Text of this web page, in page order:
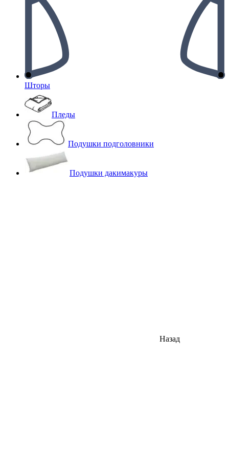
Шторы
Пледы
Подушки подголовники
Подушки дакимакуры
Назад